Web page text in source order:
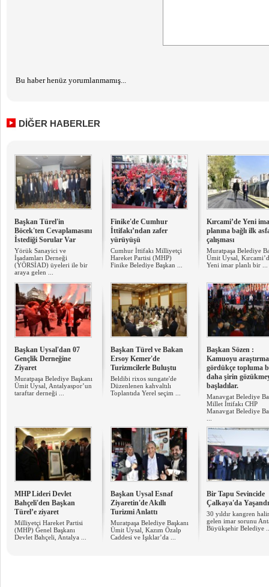
Bu haber henüz yorumlanmamış...
DİĞER HABERLER
Başkan Türel'in
Böcek'ten Cevaplamasını
İstediği Sorular Var
Yörük Sanayici ve
İşadamları Derneği
(YÖRSİAD) üyeleri ile bir
araya gelen ...
Finike'de Cumhur
İttifakı’ndan zafer
yürüyüşü
Cumhur İttifakı Milliyetçi
Hareket Partisi (MHP)
Finike Belediye Başkan ...
​Kırcami’de Yeni
planına bağlı ilk
çalışması
Muratpaşa Belediye
Ümit Uysal,
Yeni imar planlı bir ...
Başkan Uysal'dan 07
Gençlik Derneğine
Ziyaret
Muratpaşa Belediye Başkanı
Ümit Uysal, Antalyaspor’un
taraftar derneği ...
Başkan Türel ve Bakan
Ersoy Kemer'de
Turizmcilerle Buluştu
Beldibi rixos sungate'de
Düzenlenen kahvaltılı
Toplantıda Yerel seçim ...
Başkan Sözen :
Kamuoyu
gördükçe topluma
daha şirin
başladılar.
Manavgat Belediye
Millet İttifakı CHP
Manavgat Belediye
​MHP Lideri Devlet
Bahçeli'den Başkan
Türel’e ziyaret
Milliyetçi Hareket Partisi
(MHP) Genel Başkanı
Devlet Bahçeli, Antalya ...
Başkan Uysal Esnaf
Ziyaretin'de Akıllı
Turizmi Anlattı
Muratpaşa Belediye Başkanı
Ümit Uysal, Kazım Özalp
Caddesi ve Işıklar’da ...
Bir Tapu Sevincide
Çalkaya'da Yaşandı
30 yıldır kangren
gelen imar sorunu
Büyükşehir Belediye